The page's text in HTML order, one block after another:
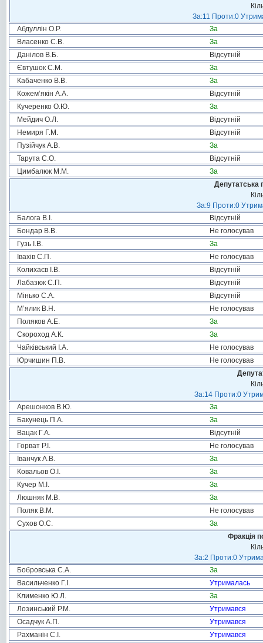
За:11 Проти:0
Абдуллін О.Р.
За
Власенко С.В.
За
Данілов В.Б.
Відсутній
Євтушок С.М.
За
Кабаченко В.В.
За
Кожем’якін А.А.
Відсутній
Кучеренко О.Ю.
За
Мейдич О.Л.
Відсутній
Немиря Г.М.
Відсутній
Пузійчук А.В.
За
Тарута С.О.
Відсутній
Цимбалюк М.М.
За
Депутатська
За:9 Проти:0
Балога В.І.
Відсутній
Бондар В.В.
Не голосував
Гузь І.В.
За
Івахів С.П.
Не голосував
Колихаєв І.В.
Відсутній
Лабазюк С.П.
Відсутній
Мінько С.А.
Відсутній
М’ялик В.Н.
Не голосував
Поляков А.Е.
За
Скороход А.К.
За
Чайківський І.А.
Не голосував
Юрчишин П.В.
Не голосував
За:14 Проти:0
Арешонков В.Ю.
За
Бакунець П.А.
За
Вацак Г.А.
Відсутній
Горват Р.І.
Не голосував
Іванчук А.В.
За
Ковальов О.І.
За
Кучер М.І.
За
Люшняк М.В.
За
Поляк В.М.
Не голосував
Сухов О.С.
За
Фракція
За:2 Проти:0
Бобровська С.А.
За
Васильченко Г.І.
Утрималась
Клименко Ю.Л.
За
Лозинський Р.М.
Утримався
Осадчук А.П.
Утримався
Рахманін С.І.
Утримався